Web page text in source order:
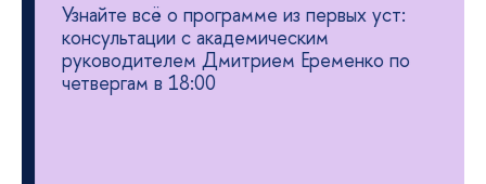
Узнайте всё о программе из первых уст:
консультации с академическим
руководителем Дмитрием Еременко по
четвергам в 18:00